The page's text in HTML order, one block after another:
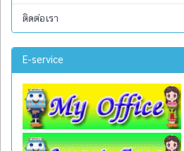
ติดต่อเรา
E-service